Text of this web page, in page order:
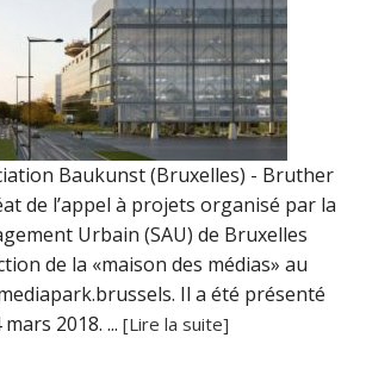
Baukunst (Bruxelles) - Bruther
de l’appel à projets organisé par la
Urbain (SAU) de Bruxelles
de la «maison des médias» au
Il a été présenté
2018. ...[Lire la suite]